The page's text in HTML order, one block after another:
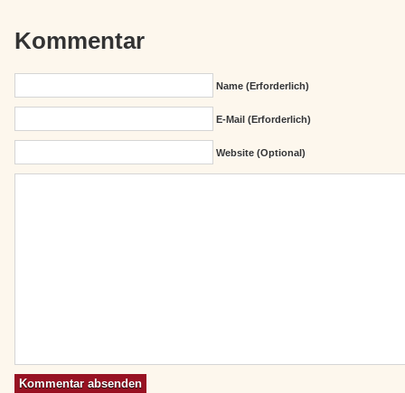
Kommentar
Name (erforderlich)
E-Mail (erforderlich)
Website (Optional)